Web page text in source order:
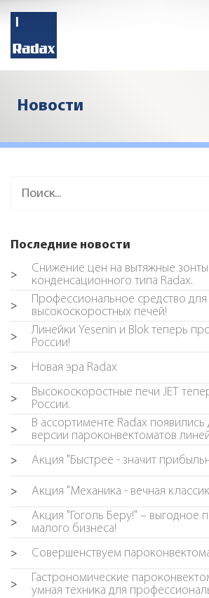
Новости
Последние новости
>
Снижение цен на вытяжные зонты
конденсационного типа Radax.
>
Профессиональное средство для
высокоскоростных печей!
>
Линейки Yesenin и Blok теперь
России!
> Новая эра Radax
>
Высокоскоростные печи JET
России.
>
В ассортименте Radax
версии пароконвектоматов
> Акция "Быстрее - значит
> Акция "Механика - вечная
>
Акция "Гоголь Беру!" – выгодное
малого бизнеса!
> Совершенствуем
>
Гастрономические
умная техника для